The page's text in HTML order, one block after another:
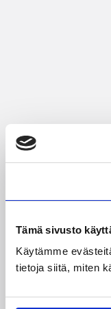
Tämä sivusto
Käytämme
tietoja siitä, miten